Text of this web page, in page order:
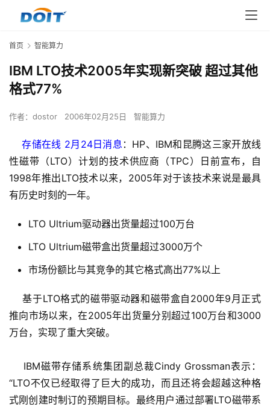
首页 智能算力
IBM LTO技术2005年实现新突破 超过其他
格式77%
作者： dostor 2006年02月25日 智能算力
存储在线 2月24日消息 ：HP、IBM和昆腾这三家开放线
性磁带（LTO）计划的技术供应商（TPC）日前宣布，自
1998年推出LTO技术以来，2005年对于该技术来说是最具
有历史时刻的一年。
LTO Ultrium驱动器出货量超过100万台
LTO Ultrium磁带盒出货量超过3000万个
市场份额比与其竞争的其它格式高出77%以上
基于LTO格式的磁带驱动器和磁带盒自2000年9月正式
推向市场以来，在2005年出货量分别超过100万台和3000
万台，实现了重大突破。
IBM磁带存储系统集团副总裁Cindy Grossman表示：
“LTO不仅已经取得了巨大的成功，而且还将会超越这种格
式刚创建时制订的预期目标。最终用户通过部署LTO磁带系